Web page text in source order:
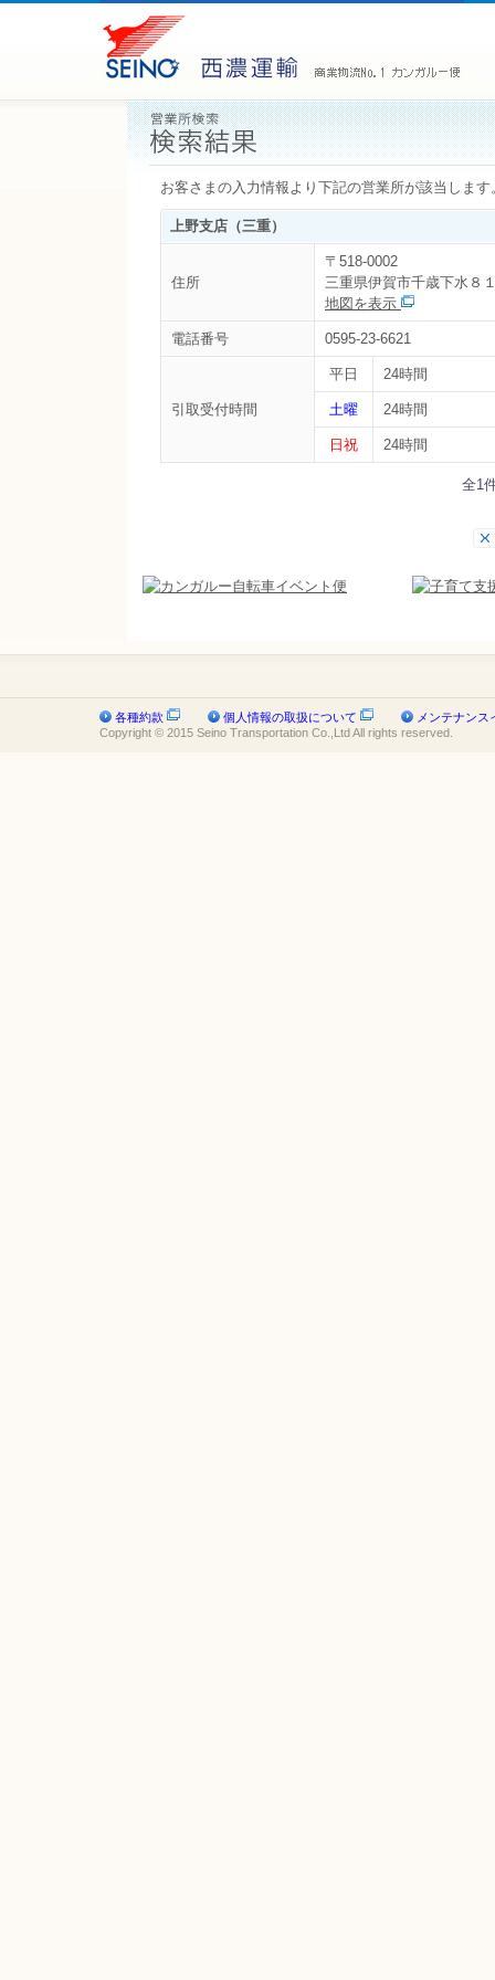
お客さまの入力情報より下記の営業所が該当します
上野支店（三重）
住所
〒518-0002
三重県伊賀市千歳下水８
地図を表示
電話番号 0595-23-6621
引取受付時間
平日 24時間
土曜 24時間
日祝 24時間
全1
各種約款 個人情報の取扱について
メンテナン
Copyright © 2015 Seino Transportation Co.,Ltd All rights reserved.